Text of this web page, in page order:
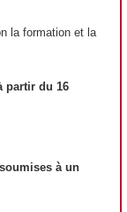
la formation et la
partir du 16
à un